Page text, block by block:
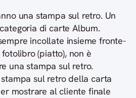
una stampa sul retro. Un
di carte Album.
incollate insieme fronte-
(piatto), non è
una stampa sul retro.
sul retro della carta
mostrare al cliente finale